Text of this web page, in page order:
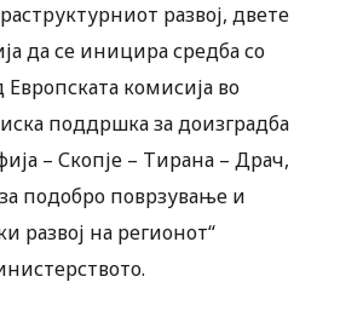
развој, двете
да се иницира средба со
комисија во
поддршка за доизградба
– Скопје – Тирана – Драч,
подобро поврзување и
развој на регионот“